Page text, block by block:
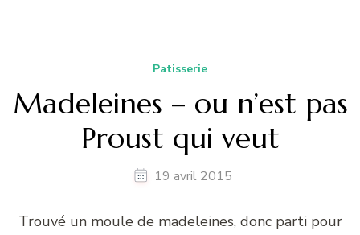
Patisserie
Madeleines – ou n’est pas
Proust qui veut
19 avril 2015
Trouvé un moule de madeleines, donc parti pour